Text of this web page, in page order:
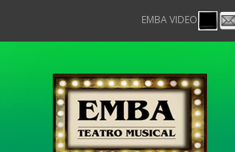
EMBA VIDEO